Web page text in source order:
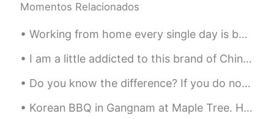
一个沙球😄😄
我觉得做沙球挺有意思的因为这个世界
没有什么是完全完美的，可是看起来差
不多的那就可以， 心里有安全感，然后
一个沙球😄😄
良良 良良 良良 2021.01.16 06:33
Momentos Relacionados
Working from home every single day is boring I want to talk to someone face to face 😂 I dont l...
I am a little addicted to this brand of Chinese food, especially at the half price special in Woo...
Do you know the difference? If you do not then let’s have a talk. I’m Daniel and I need a serious...
Korean BBQ in Gangnam at Maple Tree. Had a feast 300g including 150g of Korean Hanwoo beef - phen...